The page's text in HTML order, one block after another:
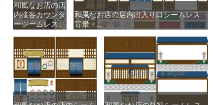
和風なお店の店
内接客カウンタ
ーシームレス...
和風なお店の店
内接客カウンタ
ーシームレス...
和風なお店の店内出入り口シームレス
背景・...
和風なお店の店内出入り口シームレス
背景・...